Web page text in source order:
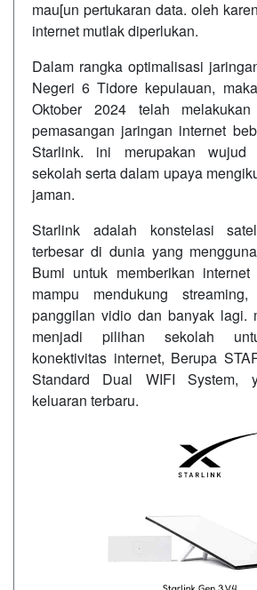
mau[un pertukaran data. oleh
internet mutlak diperlukan.
Dalam rangka optimalisasi
Negeri 6 Tidore kepulauan,
Oktober 2024 telah
pemasangan jaringan internet
Starlink. ini merupakan wujud
sekolah serta dalam upaya
jaman.
Starlink adalah konstelasi
terbesar di dunia yang
Bumi untuk memberikan
mampu mendukung
panggilan vidio dan banyak lagi.
menjadi pilihan sekolah
konektivitas internet, Berupa
Standard Dual WIFI System,
keluaran terbaru.